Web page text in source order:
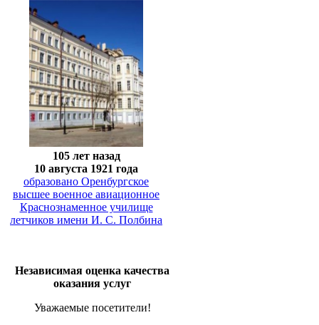
105 лет назад
10 августа 1921 года
образовано Оренбургское
высшее военное авиационное
Краснознаменное училище
летчиков имени И. С. Полбина
Независимая оценка качества
оказания услуг
Уважаемые посетители!